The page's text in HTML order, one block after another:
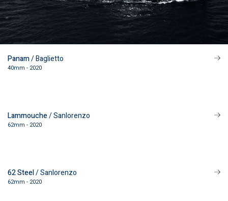
Panam/ Baglietto
40mm - 2020
Lammouche/ Sanlorenzo
62mm - 2020
62 Steel/ Sanlorenzo
62mm - 2020